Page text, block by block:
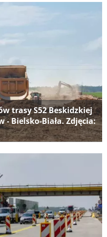
trasy S52 Beskidzkiej
Bielsko-Biała. Zdjęcia: